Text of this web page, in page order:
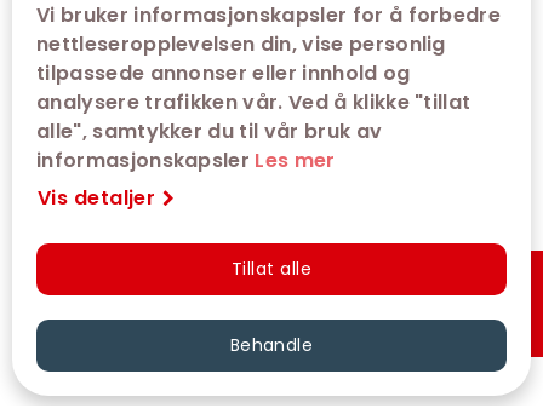
Vi bruker informasjonskapsler for å forbedre
nettleseropplevelsen din, vise personlig
tilpassede annonser eller innhold og
analysere trafikken vår. Ved å klikke "tillat
alle", samtykker du til vår bruk av
informasjonskapsler Les mer
Vis detaljer
Tillat alle
Behandle Hurtigkjøp